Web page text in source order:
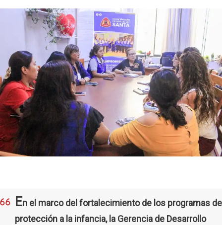
En el marco del fortalecimiento de los programas de
protección a la infancia, la Gerencia de Desarrollo